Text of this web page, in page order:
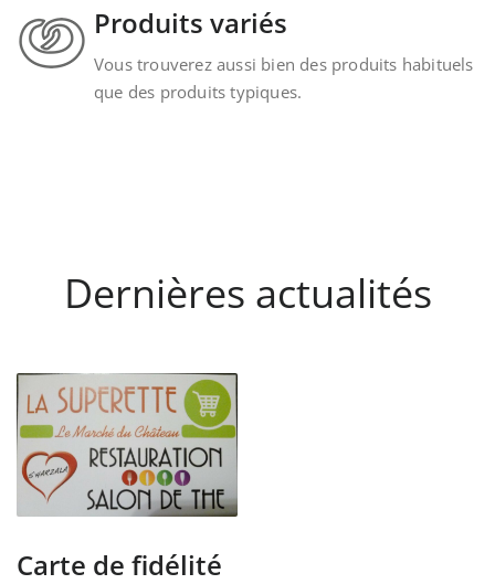
Produits variés
Vous trouverez aussi bien des produits habituels
que des produits typiques.
Dernières actualités
Carte de fidélité